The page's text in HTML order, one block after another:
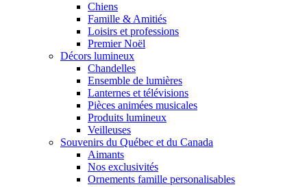
Chiens
Famille & Amitiés
Loisirs et professions
Premier Noël
Décors lumineux
Chandelles
Ensemble de lumières
Lanternes et télévisions
Pièces animées musicales
Produits lumineux
Veilleuses
Souvenirs du Québec et du Canada
Aimants
Nos exclusivités
Ornements famille personalisables